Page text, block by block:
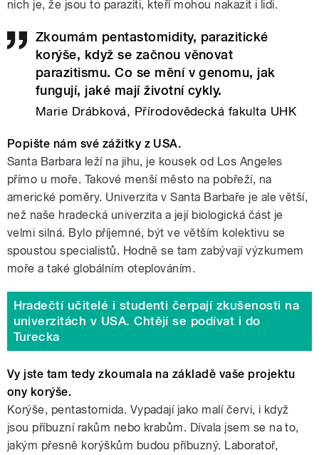
nich je, že jsou to paraziti, kteří mohou nakazit i lidi.
Zkoumám pentastomidity, parazitické
korýše, když se začnou věnovat
parazitismu. Co se mění v genomu, jak
fungují, jaké mají životní cykly.
Marie Drábková, Přírodovědecká fakulta UHK
Popište nám své zážitky z USA.
Santa Barbara leží na jihu, je kousek od Los Angeles
přímo u moře. Takové menší město na pobřeží, na
americké poměry. Univerzita v Santa Barbaře je ale větší,
než naše hradecká univerzita a její biologická část je
velmi silná. Bylo příjemné, být ve větším kolektivu se
spoustou specialistů. Hodně se tam zabývají výzkumem
moře a také globálním oteplováním.
Hradečtí učitelé i studenti čerpají zkušenosti na
univerzitách v USA. Chtějí se podívat i do
Turecka
Vy jste tam tedy zkoumala na základě vaše projektu
ony korýše.
Korýše, pentastomida. Vypadají jako malí červi, i když
jsou příbuzní rakům nebo krabům. Dívala jsem se na to,
jakým přesně korýškům budou příbuzný. Laboratoř,